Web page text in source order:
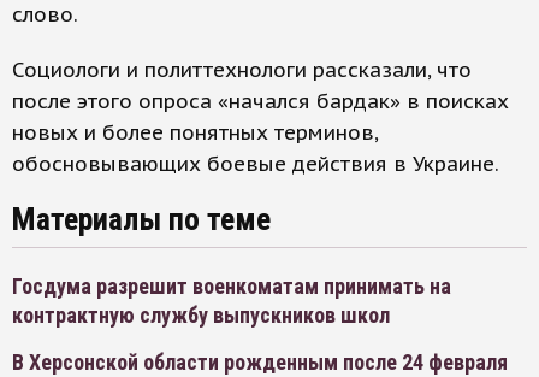
слово.
Социологи и политтехнологи рассказали, что
после этого опроса «начался бардак» в поисках
новых и более понятных терминов,
обосновывающих боевые действия в Украине.
Материалы по теме
Госдума разрешит военкоматам принимать на
контрактную службу выпускников школ
В Херсонской области рожденным после 24 февраля